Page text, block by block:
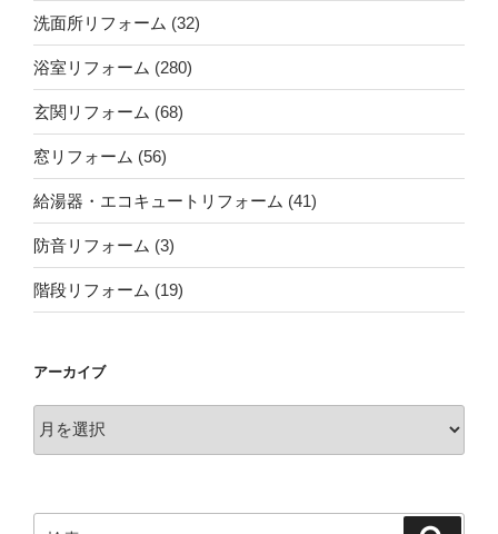
洗面所リフォーム (32)
浴室リフォーム (280)
玄関リフォーム (68)
窓リフォーム (56)
給湯器・エコキュートリフォーム (41)
防音リフォーム (3)
階段リフォーム (19)
アーカイブ
ー